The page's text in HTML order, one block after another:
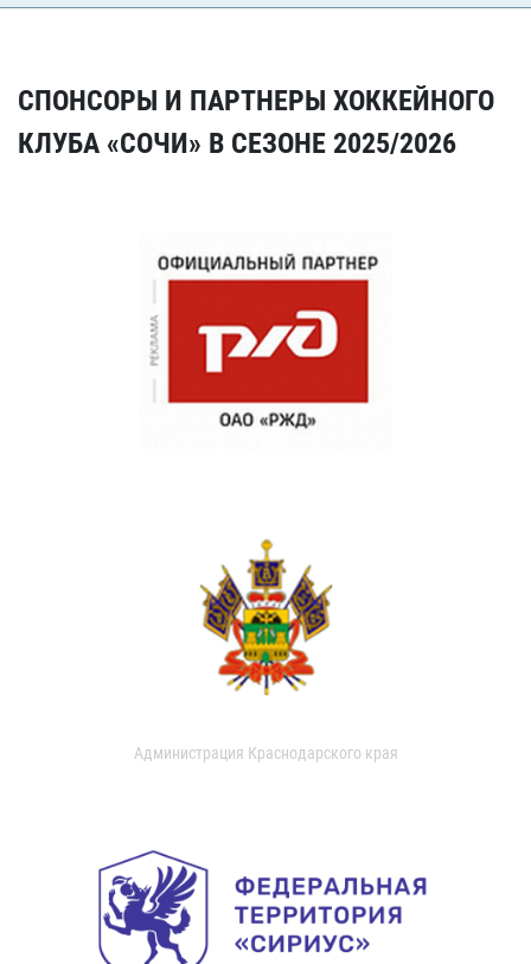
СПОНСОРЫ И ПАРТНЕРЫ ХОККЕЙНОГО
КЛУБА «СОЧИ» В СЕЗОНЕ 2025/2026
Администрация Краснодарского края